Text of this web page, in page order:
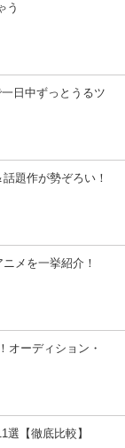
う
日中ずっとうるツ
題作が勢ぞろい！
メを一挙紹介！
オーディション・
【徹底比較】